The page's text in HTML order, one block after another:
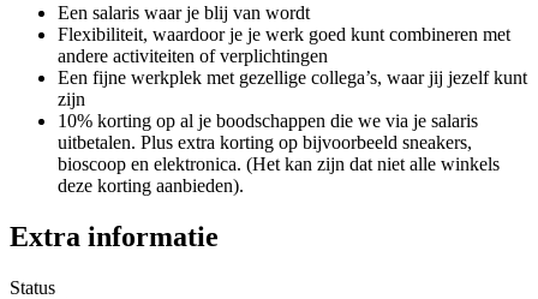
Een salaris waar je blij van wordt
Flexibiliteit, waardoor je je werk goed kunt combineren met
andere activiteiten of verplichtingen
Een fijne werkplek met gezellige collega’s, waar jij jezelf kunt
zijn
10% korting op al je boodschappen die we via je salaris
uitbetalen. Plus extra korting op bijvoorbeeld sneakers,
bioscoop en elektronica. (Het kan zijn dat niet alle winkels
deze korting aanbieden).
Extra informatie
Status